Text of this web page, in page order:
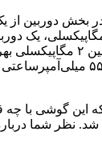
۱۲ توربو در بخش
مگاپیکسلی و یک
گوشی با چه
شد. نظر شما